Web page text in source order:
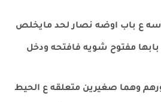
ع باب اوضه نصار لحد مايخلص
مفتوح شويه فافتحه ودخل
وهما صغيرين متعلقه ع الحيط